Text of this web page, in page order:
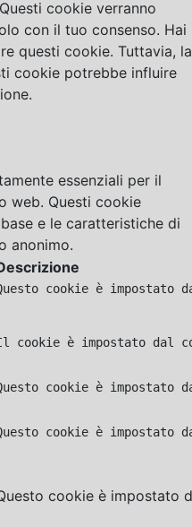
cookie verranno
con il tuo consenso. Hai
questi cookie. Tuttavia, la
cookie potrebbe influire
essenziali per il
web. Questi cookie
e le caratteristiche di
anonimo.
cookie è
cookie è impostato dal
cookie è impostato
cookie è
cookie è impostato